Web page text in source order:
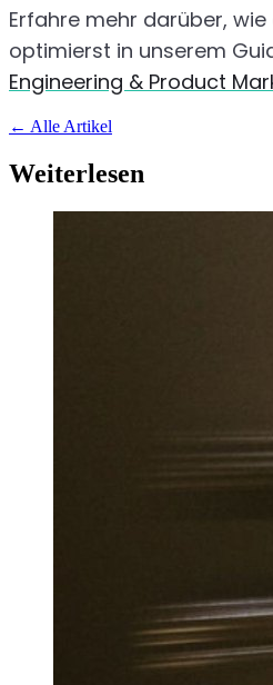
Erfahre mehr darüber,
optimierst in unserem
Engineering & Product
← Alle Artikel
Weiterlesen